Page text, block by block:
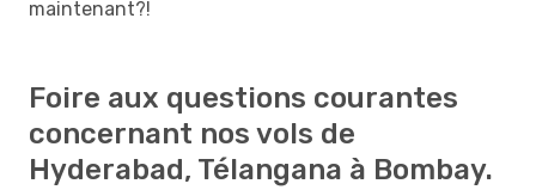
maintenant?!
Foire aux questions courantes
concernant nos vols de
Hyderabad, Télangana à Bombay.